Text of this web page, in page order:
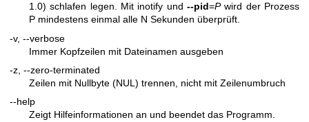
1.0) schlafen legen. Mit inotify und --pid=Pwird der Prozess
P mindestens einmal alle N Sekunden überprüft.
-v, --verbose
Immer Kopfzeilen mit Dateinamen ausgeben
-z, --zero-terminated
Zeilen mit Nullbyte (NUL) trennen, nicht mit Zeilenumbruch
--help
Zeigt Hilfeinformationen an und beendet das Programm.